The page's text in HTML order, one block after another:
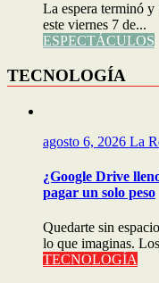
La espera terminó y
este viernes 7 de...
ESPECTÁCULOS
TECNOLOGÍA
agosto 6, 2026 La
¿Google Drive
pagar un solo peso
Quedarte sin
lo que imaginas.
TECNOLOGÍA